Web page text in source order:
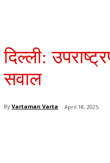
दिल्ली:
सवाल
By Vartaman Varta April 18, 2025